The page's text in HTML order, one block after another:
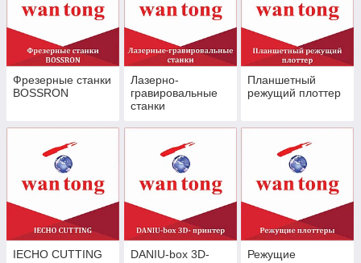
Фрезерные станки
BOSSRON
Лазерно-
гравировальные
станки
Планшетный
режущий плоттер
IECHO CUTTING
DANIU-box 3D-
Режущие